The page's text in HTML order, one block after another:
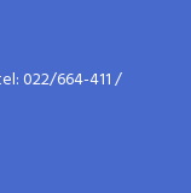
022/664-411 /